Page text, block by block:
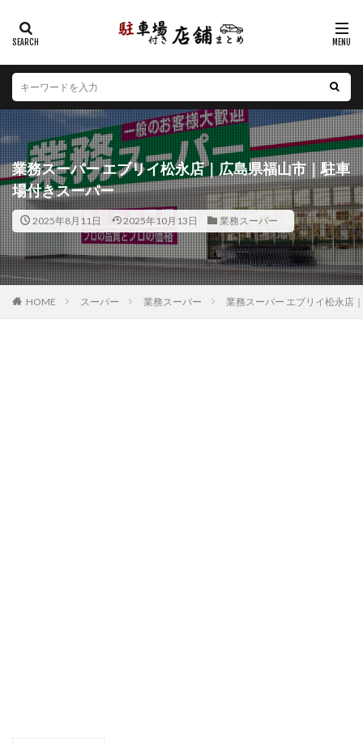
業務スーパー エブリイ松永店｜広島県福山市｜駐車
場付きスーパー
2025年8月11日 2025年10月13日 業務スーパー
HOME スーパー 業務スーパー 業務スーパー エブリイ松永店
カテゴリー
エリア
北海道 青森県 岩手県 宮城県
秋田県
山形県
福島県 茨城県 栃木県
群馬県
埼玉県
千葉県 東京都 神奈川県
新潟県
山梨県
長野県 富山県 石川県
福井県
岐阜県
静岡県 愛知県 三重県
滋賀県
京都府
大阪府 兵庫県 奈良県
和歌山県
鳥取県
島根県 岡山県 広島県
山口県
徳島県
香川県 愛媛県 高知県
福岡県
佐賀県
長崎県 熊本県 大分県
宮崎県